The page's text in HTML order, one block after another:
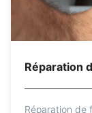
Réparation
Réparation de